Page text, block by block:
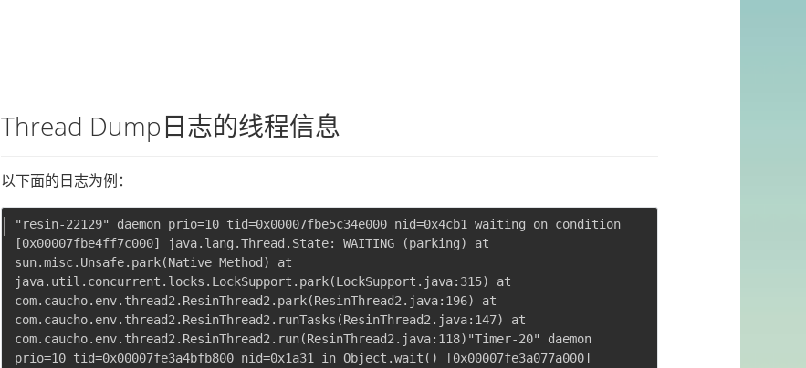
Thread Dump日志的线程信息
以下面的日志为例：
"resin-22129" daemon prio=10 tid=0x00007fbe5c34e000 nid=0x4cb1 waiting on condition
[0x00007fbe4ff7c000] java.lang.Thread.State: WAITING (parking) at
sun.misc.Unsafe.park(Native Method) at
java.util.concurrent.locks.LockSupport.park(LockSupport.java:315) at
com.caucho.env.thread2.ResinThread2.park(ResinThread2.java:196) at
com.caucho.env.thread2.ResinThread2.runTasks(ResinThread2.java:147) at
com.caucho.env.thread2.ResinThread2.run(ResinThread2.java:118)"Timer-20" daemon
prio=10 tid=0x00007fe3a4bfb800 nid=0x1a31 in Object.wait() [0x00007fe3a077a000]
Copy 全屏